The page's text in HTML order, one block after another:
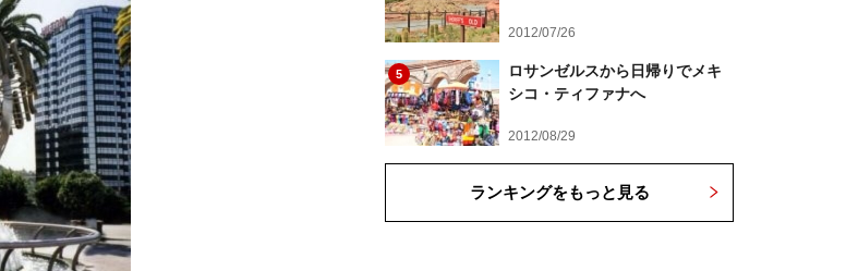
2012/07/26
5
ロサンゼルスから日帰りでメキ
シコ・ティファナへ
2012/08/29
ランキングをもっと見る